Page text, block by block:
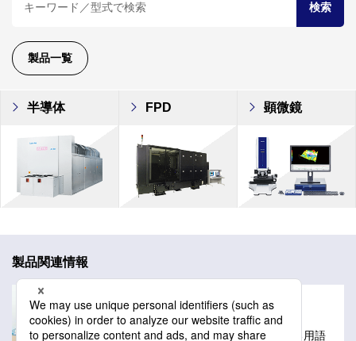
検索
製品一覧
半導体 FPD 顕微鏡
製品関連情報
用語解説
レーザーテックの製品や技術に関する用語